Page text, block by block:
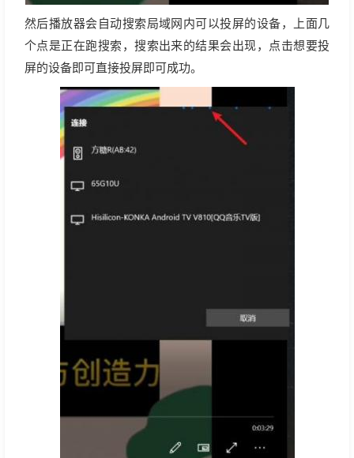
然后播放器会自动搜索局域网内可以投屏的设备，上面几
个点是正在跑搜索，搜索出来的结果会出现，点击想要投
屏的设备即可直接投屏即可成功。